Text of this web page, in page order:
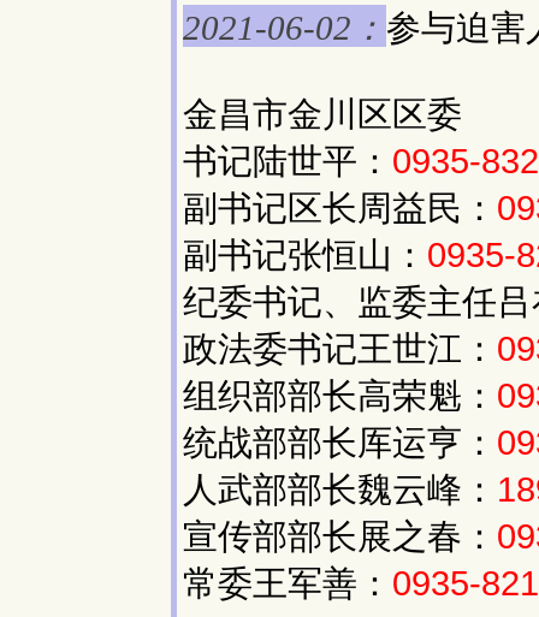
2021-06-02： 参与迫害
金昌市金川区区委
书记陆世平： 0935-
副书记区长周益民：
副书记张恒山： 0935-
纪委书记、监委主任
政法委书记王世江：
组织部部长高荣魁：
统战部部长厍运亨：
人武部部长魏云峰：
宣传部部长展之春：
常委王军善： 0935-